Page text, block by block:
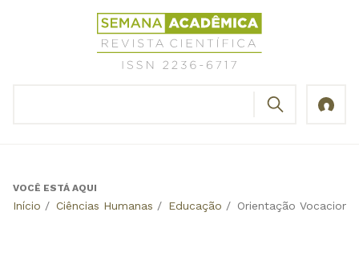
Revista
Científica
Semana
Back
VOCÊ ESTÁ AQUI
Início / Ciências Humanas / Educação / Orientação Vocacional